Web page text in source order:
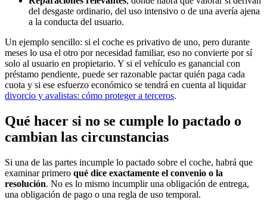
del desgaste ordinario, del uso intensivo o de una avería ajena
a la conducta del usuario.
Un ejemplo sencillo: si el coche es privativo de uno, pero durante
meses lo usa el otro por necesidad familiar, eso no convierte por sí
solo al usuario en propietario. Y si el vehículo es ganancial con
préstamo pendiente, puede ser razonable pactar quién paga cada
cuota y si ese esfuerzo económico se tendrá en cuenta al liquidar
divorcio y avalistas: cómo proteger a terceros.
Qué hacer si no se cumple lo pactado o
cambian las circunstancias
Si una de las partes incumple lo pactado sobre el coche, habrá que
examinar primero qué dice exactamente el convenio o la
resolución. No es lo mismo incumplir una obligación de entrega,
una obligación de pago o una regla de uso temporal.